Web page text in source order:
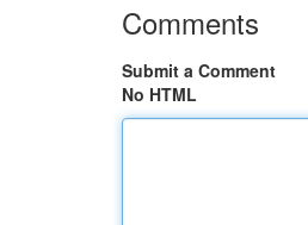
Comments
Submit a Comment
No HTML